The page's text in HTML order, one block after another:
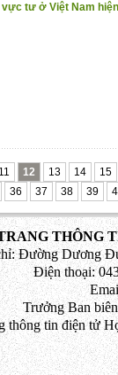
vực tư ở Việt Nam
11 12 13 14
15
36 37 38 39
THÔNG
Đường Dương
Điện thoại:
Trưởng Ban
thông tin điện tử